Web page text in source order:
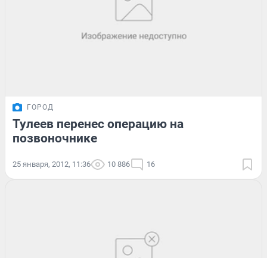
ГОРОД
Тулеев перенес операцию на
позвоночнике
25 января, 2012, 11:36 10 886 16